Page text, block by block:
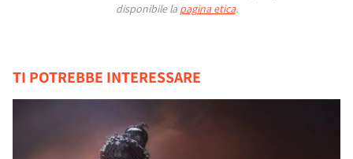
disponibile la pagina etica.
TI POTREBBE INTERESSARE